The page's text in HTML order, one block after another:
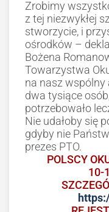
Zrobimy
z tej niezwykłej
stworzycie, i
ośrodków –
Bożena
Towarzystwa
na nasz wspólny
dwa tysiące
potrzebowało
Nie udałoby się
gdyby nie
prezes PTO.
POLSCY
10-